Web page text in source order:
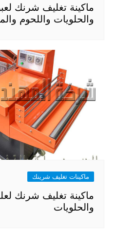
ماكينة تغليف شرنك
والحلويات واللحوم
ماكينات تغليف شرينك
ماكينة تغليف شرنك
والحلويات